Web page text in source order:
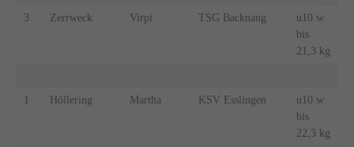
3 Zerrweck Virpi TSG Backnang
u10 w
bis
21,3 kg
1 Höllering Martha KSV Esslingen
u10 w
bis
22,3 kg